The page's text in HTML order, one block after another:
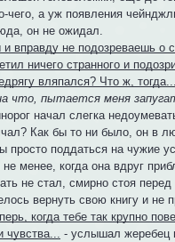
чего, а уж появления
он не ожидал.
и вправду не подозреваешь о
ничего странного и
вляпался? Что ж,
что, пытается меня
начал слегка
Как бы то ни было, он в
просто поддаться на чужие
менее, когда она вдруг
не стал, смирно стоя
вернуть свою книгу и не
когда тебе так крупно
чувства... - услышал жеребец